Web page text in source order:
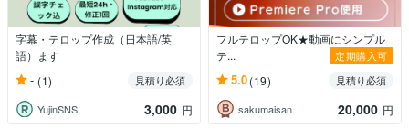
字幕・テロップ作成（日本語/英
語）ます
- (1)
見積り必須
YujinSNS
3,000 円
フルテロップOK★動画にシンプル
テ...
定期購入可
5.0(19)
見積り必須
sakumaisan
20,000 円